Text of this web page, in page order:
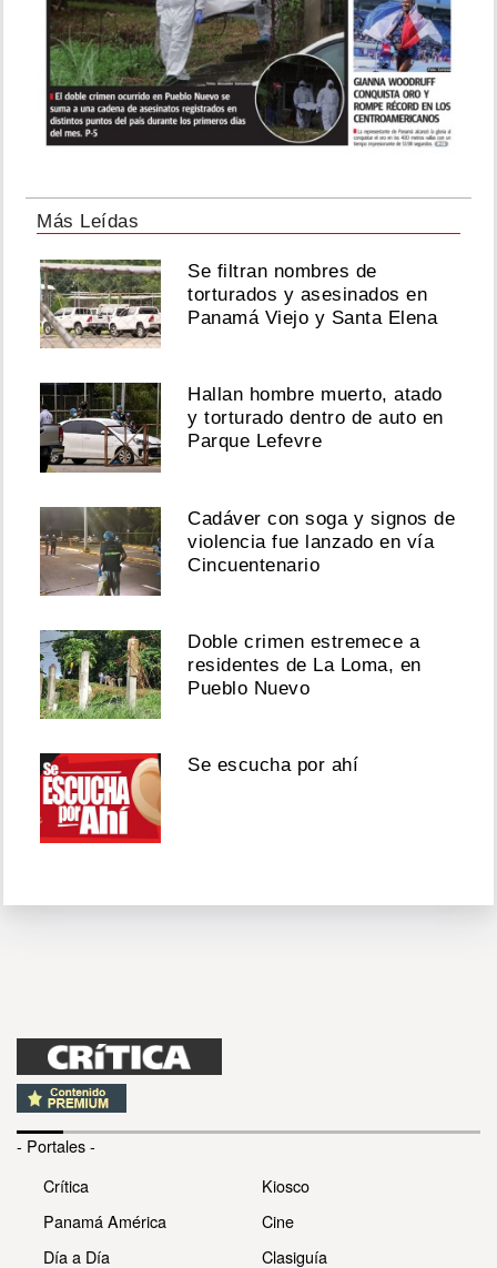
Más Leídas
Se filtran nombres de
torturados y asesinados en
Panamá Viejo y Santa Elena
Hallan hombre muerto, atado
y torturado dentro de auto en
Parque Lefevre
Cadáver con soga y signos de
violencia fue lanzado en vía
Cincuentenario
Doble crimen estremece a
residentes de La Loma, en
Pueblo Nuevo
Se escucha por ahí
- Portales -
Crítica
Panamá América
Día a Día
Kiosco
Cine
Clasiguía